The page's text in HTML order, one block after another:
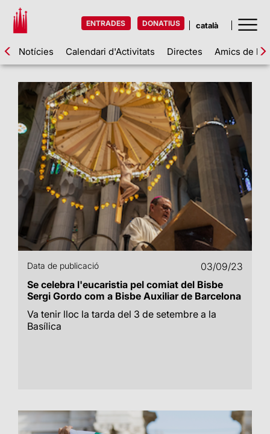
ENTRADES DONATIUS
Notícies Calendari d'Activitats Directes Amics de la
Data de publicació
03/09/23
Se celebra l'eucaristia pel comiat del Bisbe
Sergi Gordo com a Bisbe Auxiliar de Barcelona
Va tenir lloc la tarda del 3 de setembre a la
Basílica